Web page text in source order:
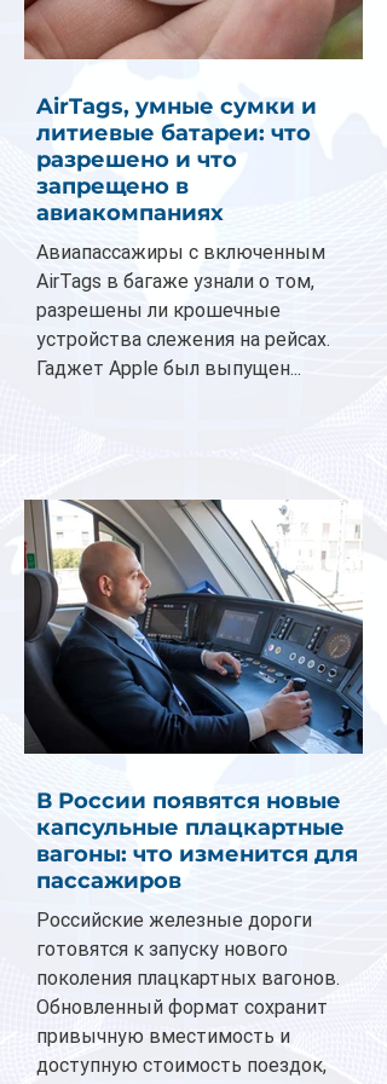
AirTags, умные сумки и
литиевые батареи: что
разрешено и что
запрещено в
авиакомпаниях
Авиапассажиры с включенным
AirTags в багаже узнали о том,
разрешены ли крошечные
устройства слежения на рейсах.
Гаджет Apple был выпущен...
В России появятся новые
капсульные плацкартные
вагоны: что изменится для
пассажиров
Российские железные дороги
готовятся к запуску нового
поколения плацкартных вагонов.
Обновленный формат сохранит
привычную вместимость и
доступную стоимость поездок,